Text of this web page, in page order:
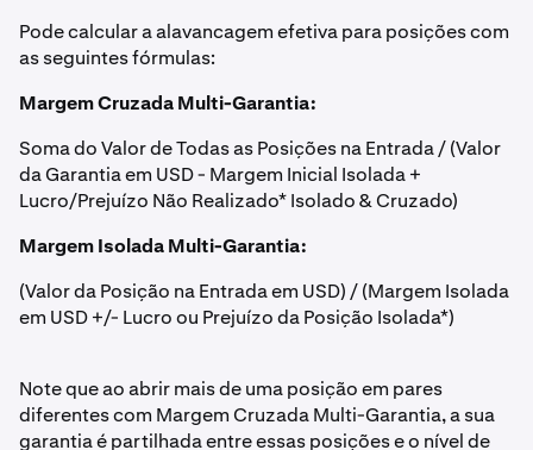
Pode calcular a alavancagem efetiva para posições com
as seguintes fórmulas:
Margem Cruzada Multi-Garantia:
Soma do Valor de Todas as Posições na Entrada / (Valor
da Garantia em USD - Margem Inicial Isolada +
Lucro/Prejuízo Não Realizado* Isolado & Cruzado)
Margem Isolada Multi-Garantia:
(Valor da Posição na Entrada em USD) / (Margem Isolada
em USD +/- Lucro ou Prejuízo da Posição Isolada*)
Note que ao abrir mais de uma posição em pares
diferentes com Margem Cruzada Multi-Garantia, a sua
garantia é partilhada entre essas posições e o nível de